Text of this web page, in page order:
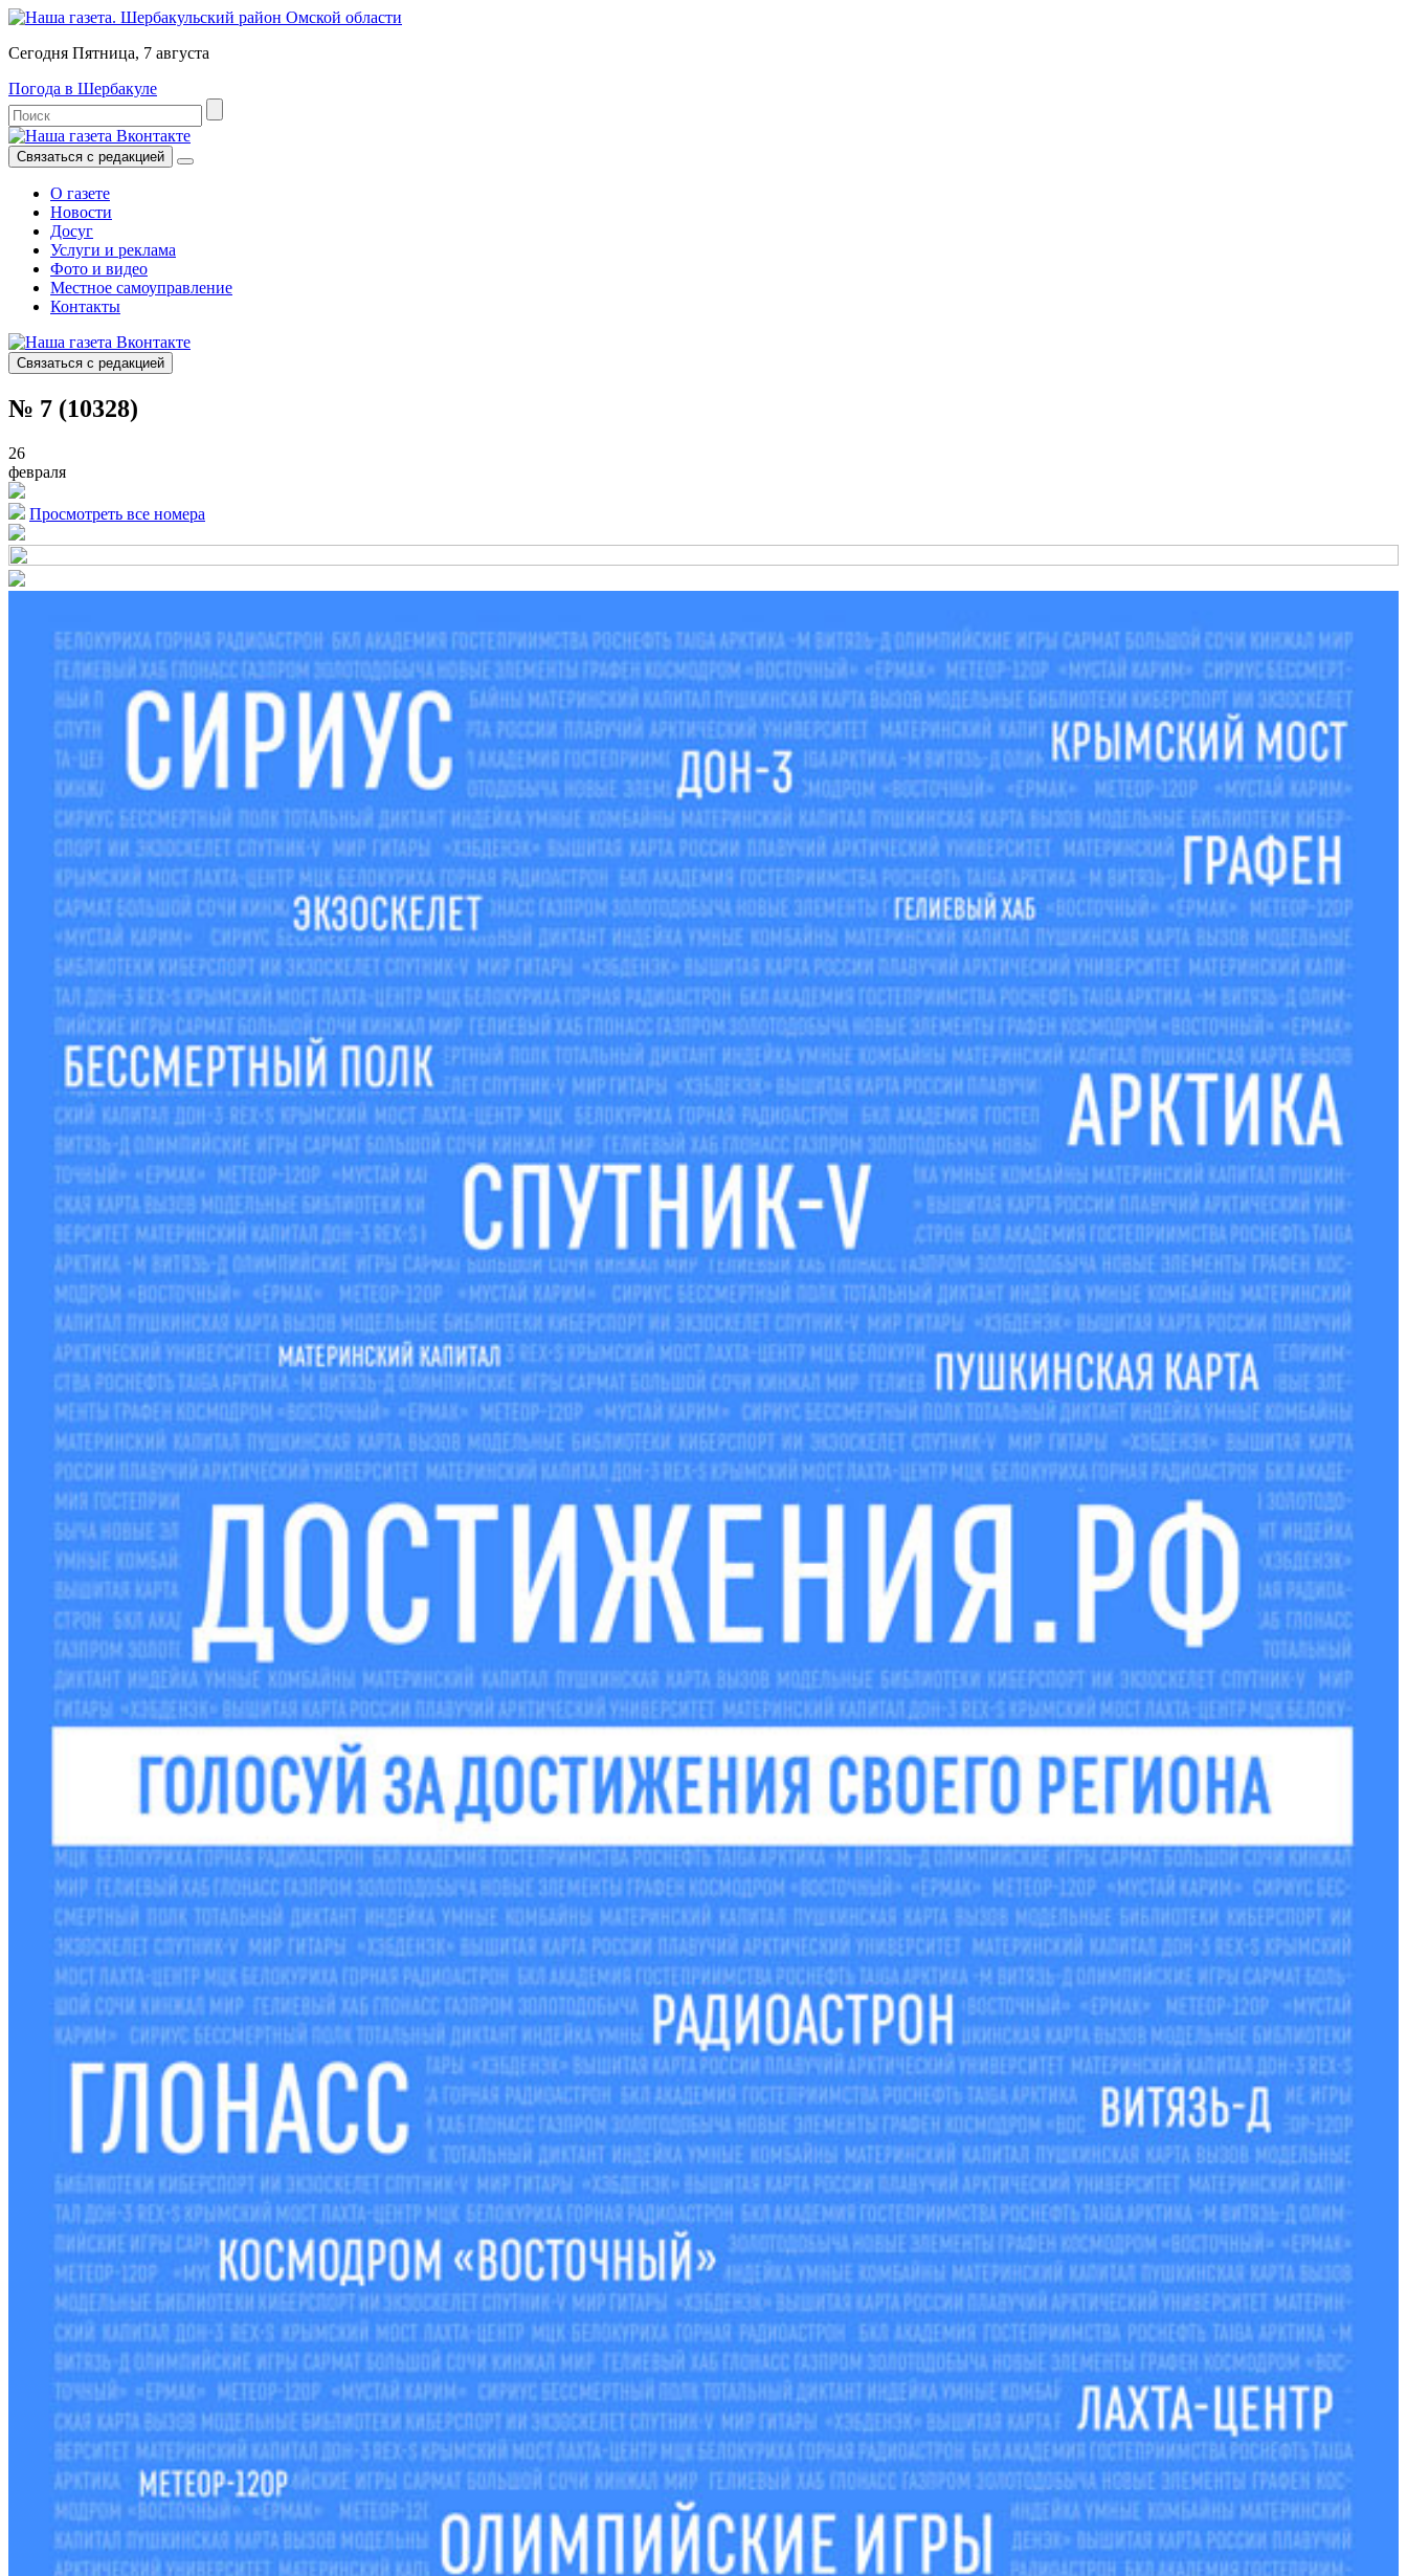
Сегодня Пятница, 7 августа
Погода в Шербакуле
Связаться с редакцией
О газете
Новости
Досуг
Услуги и реклама
Фото и видео
Местное самоуправление
Контакты
Связаться с редакцией
№ 7 (10328)
26
февраля
Просмотреть все номера